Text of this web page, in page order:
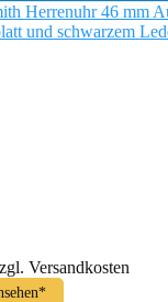
Herrenuhr 46 mm
und schwarzem
Versandkosten